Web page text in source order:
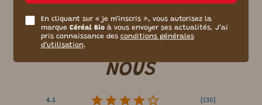
ILS EN PARLENT
NOUS
4.1 (130)
En cliquant sur « je m’inscris », vous autorisez la
marque Céréal Bioà vous envoyer ses actualités. J’ai
pris connaissance des conditions générales
d’utilisation.